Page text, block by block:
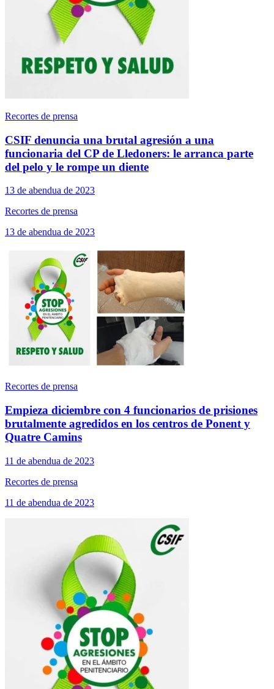
Recortes de prensa
CSIF denuncia una brutal agresión a una
funcionaria del CP de Lledoners: le arranca parte
del pelo y le rompe un diente
13 de abendua de 2023
Recortes de prensa
13 de abendua de 2023
Recortes de prensa
Empieza diciembre con 4 funcionarios de prisiones
brutalmente agredidos en los centros de Ponent y
Quatre Camins
11 de abendua de 2023
Recortes de prensa
11 de abendua de 2023